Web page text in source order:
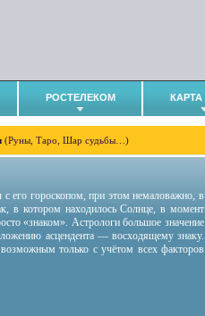
РОСТЕЛЕКОМ КАРТА
(Руны, Таро, Шар судьбы…)
с его гороскопом, при этом немаловажно, в
в котором находилось Солнце, в момент
«знаком». Астрологи большое значение
асцендента — восходящему знаку.
только с учётом всех факторов